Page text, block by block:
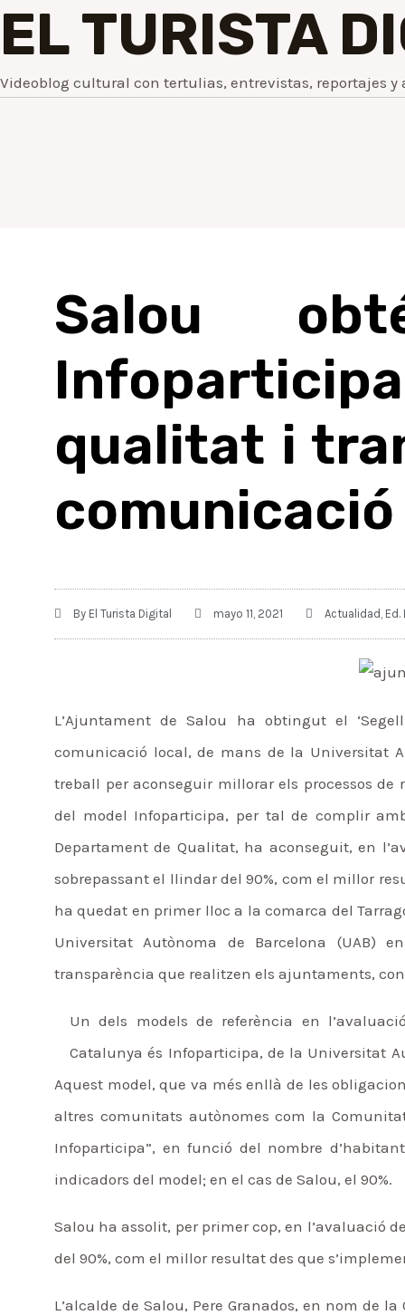
EL TURISTA
Videoblog cultural con tertulias, entrevistas, reportajes y
Salou
qualitat i
By El Turista Digital mayo 11, 2021 Actualidad Ed.
L’Ajuntament de Salou ha obtingut el
comunicació local, de mans de la Universitat
treball per aconseguir millorar els processos
del model Infoparticipa, per tal de complir
Departament de Qualitat, ha aconseguit, en
sobrepassant el llindar del 90%, com el millor
ha quedat en primer lloc a la comarca del
Universitat Autònoma de Barcelona (UAB)
transparència que realitzen els ajuntaments,
Un dels models de referència en
Catalunya és Infoparticipa, de la Universitat
Aquest model, que va més enllà de les
altres comunitats autònomes com la
Infoparticipa”, en funció del nombre
indicadors del model; en el cas de Salou, el 90%.
Salou ha assolit, per primer cop, en l’avaluació
del 90%, com el millor resultat des que
L’alcalde de Salou, Pere Granados, en nom de